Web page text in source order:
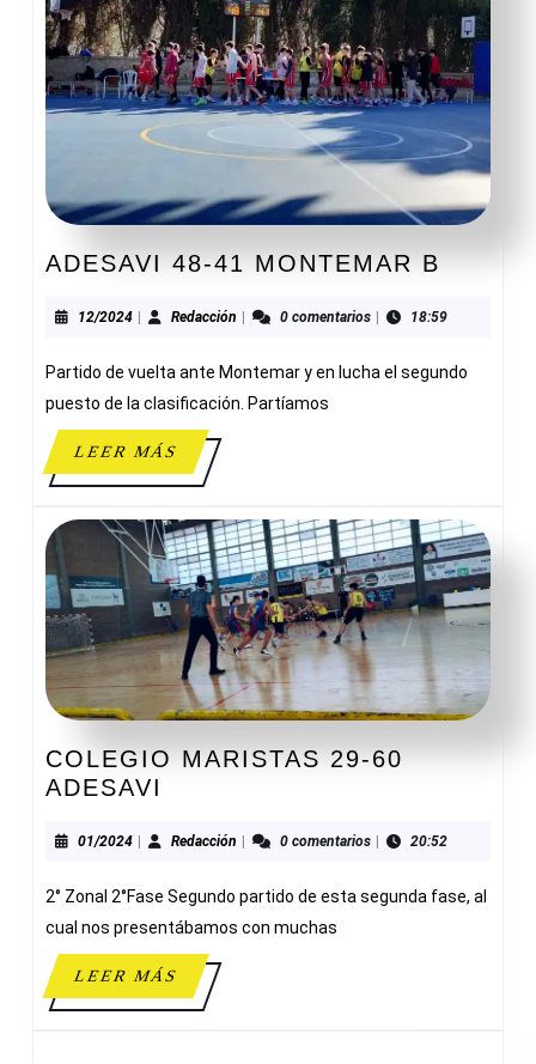
ADESAVI 48-41 MONTEMAR B
41
B
12/202412/2024
| Redacción Redacción
| 0 comentarios | 18:59
Partido de vuelta ante Montemar y en lucha el segundo
puesto de la clasificación. Partíamos
LEER MÁSLEER
MÁS
COLEGIO MARISTAS 29-60
ADESAVI
29-
ADESAVI
01/202401/2024
| Redacción Redacción
| 0 comentarios | 20:52
2° Zonal 2°Fase Segundo partido de esta segunda fase, al
cual nos presentábamos con muchas
LEER MÁSLEER
MÁS